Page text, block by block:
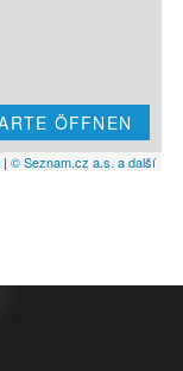
ÖFFNEN
| © Seznam.cz a.s. a další